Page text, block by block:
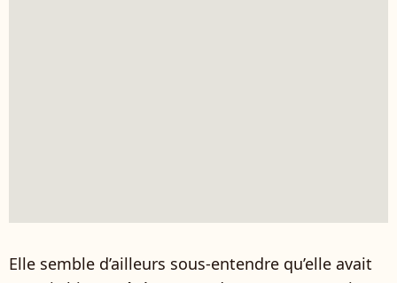
Elle semble d’ailleurs sous-entendre qu’elle avait